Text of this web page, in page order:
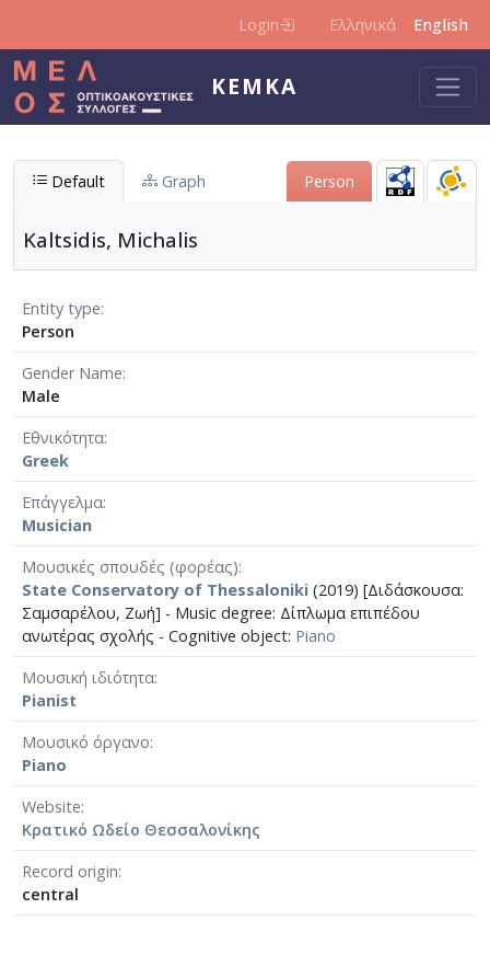
Login Ελληνικά English
KEMKA
Default Graph Person
Kaltsidis, Michalis
Entity type
Person
Gender Name
Male
Εθνικότητα
Greek
Επάγγελμα
Musician
Μουσικές σπουδές (φορέας)
State Conservatory of Thessaloniki (2019) [Διδάσκουσα:
Σαμσαρέλου, Ζωή] - Music degree: Δίπλωμα επιπέδου
ανωτέρας σχολής - Cognitive object: Piano
Μουσική ιδιότητα
Pianist
Μουσικό όργανο
Piano
Website
Κρατικό Ωδείο Θεσσαλονίκης
Record origin
central